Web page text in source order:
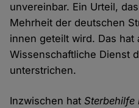
unvereinbar. Ein Urteil,
Mehrheit der deutschen
innen geteilt wird. Das hat
Wissenschaftliche Dienst
unterstrichen.
Inzwischen hatSterbehilfe